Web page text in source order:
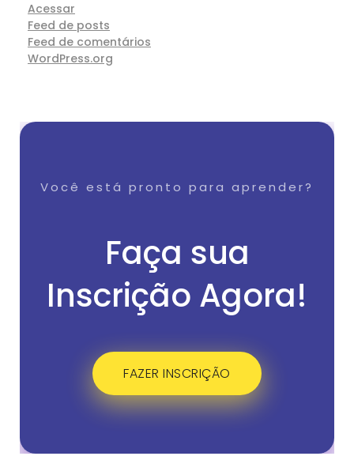
Acessar
Feed de posts
Feed de comentários
WordPress.org
Você está pronto para aprender?
Faça sua
Inscrição Agora!
FAZER INSCRIÇÃO